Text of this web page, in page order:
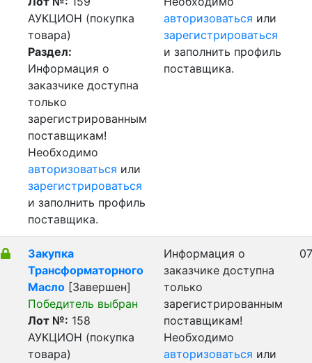
АУКЦИОН (покупка
товара)
Раздел:
Информация о
заказчике доступна
только
зарегистрированным
поставщикам!
Необходимо
авторизоваться или
зарегистрироваться
и заполнить профиль
поставщика.
авторизоваться или
зарегистрироваться
и заполнить профиль
поставщика.
Закупка
Трансформаторного
Масло [Завершен]
Победитель выбран
Лот №: 158
АУКЦИОН (покупка
товара)
Информация о
заказчике доступна
только
зарегистрированным
поставщикам!
Необходимо
авторизоваться или